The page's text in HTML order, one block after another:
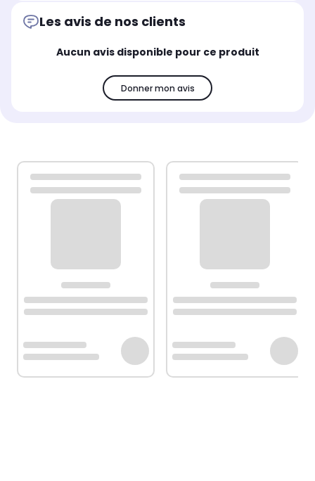
Les avis de nos clients
Aucun avis disponible pour ce produit
Donner mon avis